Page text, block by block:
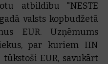
atbildību "NESTE
valsts kopbudžetā
EUR. Uzņēmums
par kuriem IIN
EUR, savukārt